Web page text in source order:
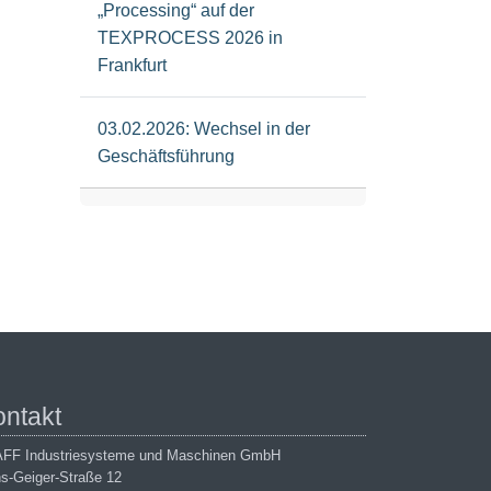
„Processing“ auf der
TEXPROCESS 2026 in
Frankfurt
03.02.2026: Wechsel in der
Geschäftsführung
Industriesysteme und Maschinen GmbH
Geiger-Straße 12